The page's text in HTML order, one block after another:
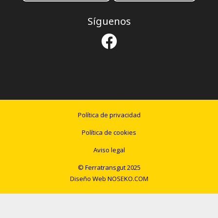
Síguenos
Política de privacidad
Política de cookies
Aviso legal
© Ferratransgut 2025
Diseño Web NOSEKO.COM